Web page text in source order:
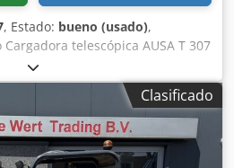
, Estado: bueno (usado),
telescópica AUSA T 307
8.832 horas 3 toneladas de
Al Ijrf 7 metros de
turbo Kubota de 63 KW sólo 2,07
2,02 metros de anchura total -
incl. pala para tierra - incl.
rápido hidr. - 3er círculo
Clasificado